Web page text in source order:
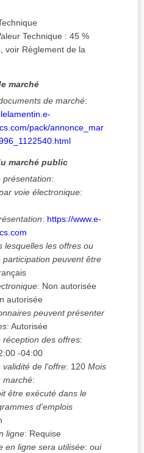
Technique : 45 %
voir Règlement de la
marché
de marché:
pack/annonce_mar
marché public
présentation:
voie électronique:
: https://www.e-
lesquelles les offres ou
participation peuvent être
: Non autorisée
autorisée
peuvent présenter
: Autorisée
réception des offres:
-04:00
validité de l'offre: 120 Mois
marché:
être exécuté dans le
d'emplois
ligne: Requise
en ligne sera utilisée: oui